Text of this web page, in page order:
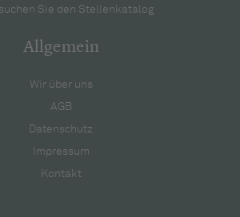
Sie den Stellenkatalog
Allgemein
Wir über uns
AGB
Datenschutz
Impressum
Kontakt